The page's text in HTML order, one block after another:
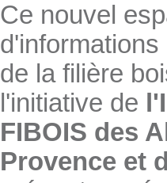
Ce nouvel
de la filière
l'initiative de
FIBOIS des
Provence et